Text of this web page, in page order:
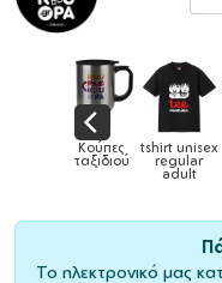
tshirt unisex
regular
Παιδικό
tshirt
Το ηλεκτρονικό μας